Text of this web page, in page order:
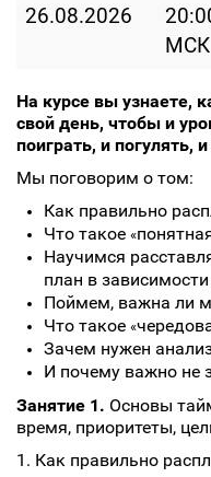
26.08.2026
МСК
На курсе вы узнаете,
свой день, чтобы и
поиграть, и погулять,
Мы поговорим о том:
Как правильно
Что такое «
Научимся
план в
Поймем, важна ли
Что такое «
Зачем нужен
И почему важно не
Занятие 1. Основы
время, приоритеты,
1. Как правильно